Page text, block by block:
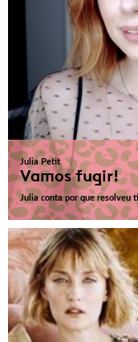
Julia Petit
Vamos fugir!
Julia conta por que resolveu